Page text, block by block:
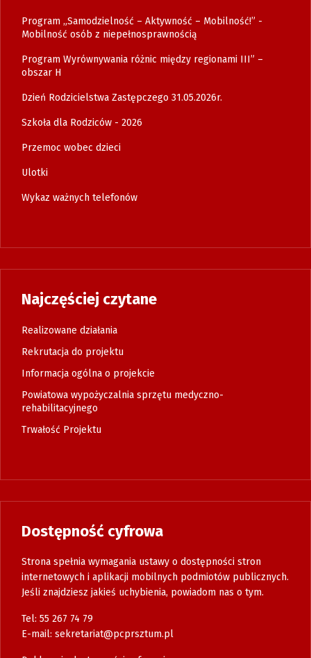
Program „Samodzielność – Aktywność – Mobilność!” -
Mobilność osób z niepełnosprawnością
Program Wyrównywania różnic między regionami III” –
obszar H
Dzień Rodzicielstwa Zastępczego 31.05.2026r.
Szkoła dla Rodziców - 2026
Przemoc wobec dzieci
Ulotki
Wykaz ważnych telefonów
Najczęściej czytane
Realizowane działania
Rekrutacja do projektu
Informacja ogólna o projekcie
Powiatowa wypożyczalnia sprzętu medyczno-
rehabilitacyjnego
Trwałość Projektu
Dostępność cyfrowa
Strona spełnia wymagania ustawy o dostępności stron
internetowych i aplikacji mobilnych podmiotów publicznych.
Jeśli znajdziesz jakieś uchybienia, powiadom nas o tym.
Tel: 55 267 74 79
E-mail: sekretariat@pcprsztum.pl